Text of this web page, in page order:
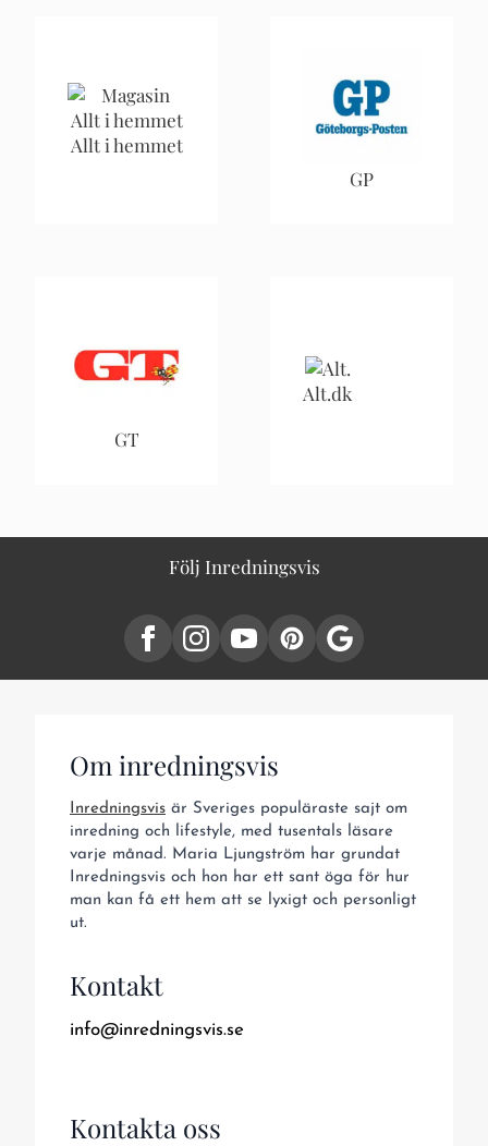
Allt i hemmet
GP
GT
Alt.dk
Följ Inredningsvis
Om inredningsvis
Inredningsvis är Sveriges populäraste sajt om
inredning och lifestyle, med tusentals läsare
varje månad. Maria Ljungström har grundat
Inredningsvis och hon har ett sant öga för hur
man kan få ett hem att se lyxigt och personligt
ut.
Kontakt
info@inredningsvis.se
Kontakta oss